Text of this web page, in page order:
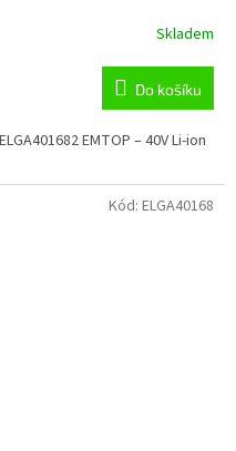
Skladem
Do košíku
EMTOP – 40V Li-ion
Kód: ELGA40168